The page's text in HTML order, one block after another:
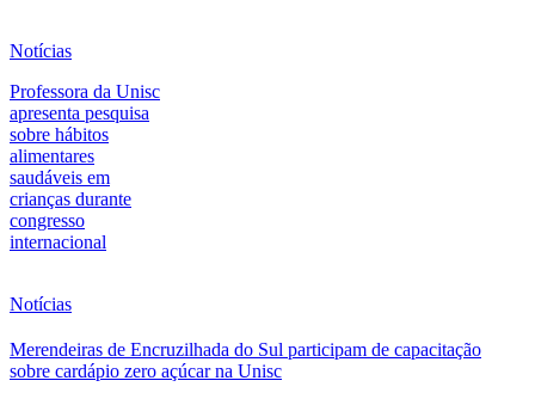
Notícias
Professora da Unisc
apresenta pesquisa
sobre hábitos
alimentares
saudáveis em
crianças durante
congresso
internacional
Notícias
Merendeiras de Encruzilhada do Sul participam de capacitação
sobre cardápio zero açúcar na Unisc